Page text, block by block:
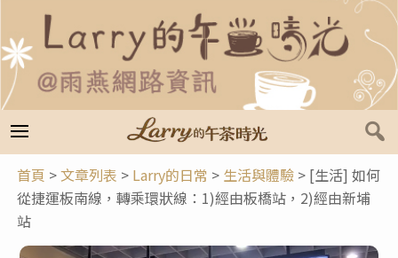
至
主
要
內
容
首頁 >文章列表 > Larry的日常 > 生活與體驗 > [生活] 如何
從捷運板南線，轉乘環狀線：1)經由板橋站，2)經由新埔
站